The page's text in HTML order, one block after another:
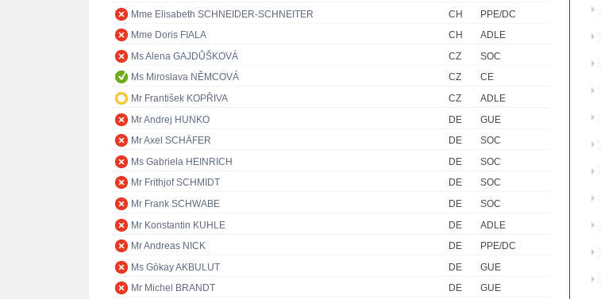
Mme Elisabeth SCHNEIDER-SCHNEITER
CH
PPE/DC
Mme Doris FIALA
CH
ADLE
Ms Alena GAJDŮŠKOVÁ
CZ
SOC
Ms Miroslava NĚMCOVÁ
CZ
CE
Mr František KOPŘIVA
CZ
ADLE
Mr Andrej HUNKO
DE
GUE
Mr Axel SCHÄFER
DE
SOC
Ms Gabriela HEINRICH
DE
SOC
Mr Frithjof SCHMIDT
DE
SOC
Mr Frank SCHWABE
DE
SOC
Mr Konstantin KUHLE
DE
ADLE
Mr Andreas NICK
DE
PPE/DC
Ms Gökay AKBULUT
DE
GUE
Mr Michel BRANDT
DE
GUE